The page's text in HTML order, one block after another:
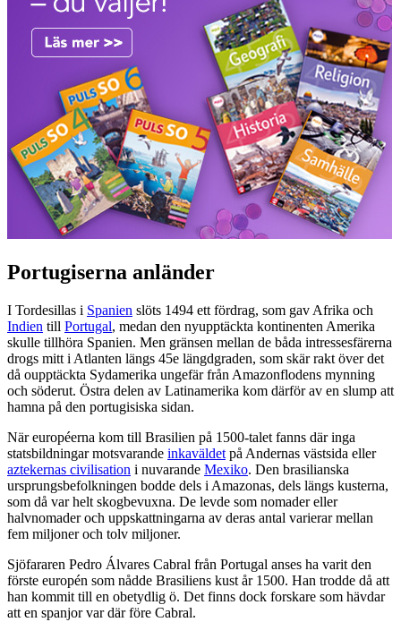
Portugiserna anländer
I Tordesillas i Spanien slöts 1494 ett fördrag, som gav Afrika och
Indien till Portugal, medan den nyupptäckta kontinenten Amerika
skulle tillhöra Spanien. Men gränsen mellan de båda intressesfärerna
drogs mitt i Atlanten längs 45e längdgraden, som skär rakt över det
då oupptäckta Sydamerika ungefär från Amazonflodens mynning
och söderut. Östra delen av Latinamerika kom därför av en slump att
hamna på den portugisiska sidan.
När européerna kom till Brasilien på 1500-talet fanns där inga
statsbildningar motsvarande inkaväldet på Andernas västsida eller
aztekernas civilisation i nuvarande Mexiko. Den brasilianska
ursprungsbefolkningen bodde dels i Amazonas, dels längs kusterna,
som då var helt skogbevuxna. De levde som nomader eller
halvnomader och uppskattningarna av deras antal varierar mellan
fem miljoner och tolv miljoner.
Sjöfararen Pedro Álvares Cabral från Portugal anses ha varit den
förste europén som nådde Brasiliens kust år 1500. Han trodde då att
han kommit till en obetydlig ö. Det finns dock forskare som hävdar
att en spanjor var där före Cabral.